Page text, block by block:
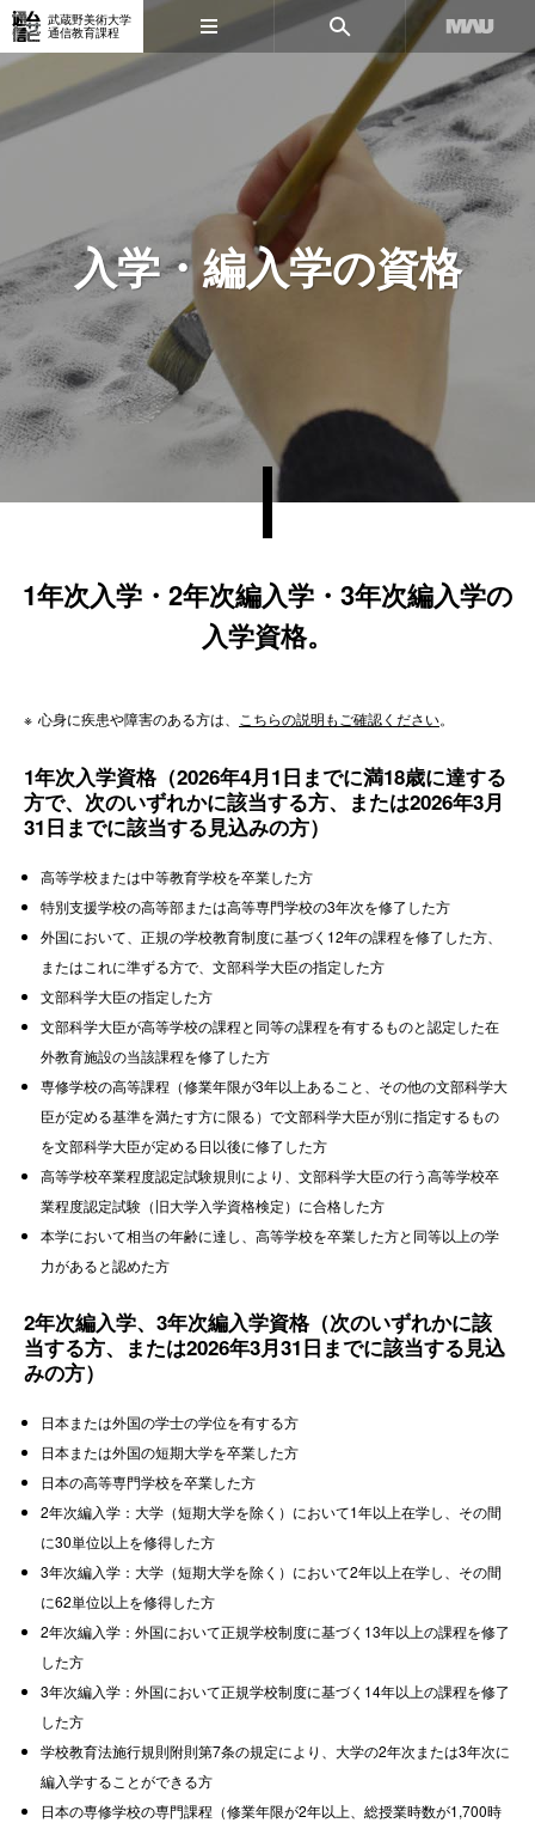
武蔵野美術大学
通信教育課程
入学・編入学の資格
1年次入学・2年次編入学・3年次編入学の
入学資格。
心身に疾患や障害のある方は、 こちらの説明もご確認ください。
1年次入学資格（2026年4月1日までに満18歳に達する
方で、次のいずれかに該当する方、または2026年3月
31日までに該当する見込みの方）
高等学校または中等教育学校を卒業した方
特別支援学校の高等部または高等専門学校の3年次を修了した方
外国において、正規の学校教育制度に基づく12年の課程を修了した方、
またはこれに準ずる方で、文部科学大臣の指定した方
文部科学大臣の指定した方
文部科学大臣が高等学校の課程と同等の課程を有するものと認定した在
外教育施設の当該課程を修了した方
専修学校の高等課程（修業年限が3年以上あること、その他の文部科学大
臣が定める基準を満たす方に限る）で文部科学大臣が別に指定するもの
を文部科学大臣が定める日以後に修了した方
高等学校卒業程度認定試験規則により、文部科学大臣の行う高等学校卒
業程度認定試験（旧大学入学資格検定）に合格した方
本学において相当の年齢に達し、高等学校を卒業した方と同等以上の学
力があると認めた方
2年次編入学、3年次編入学資格（次のいずれかに該
当する方、または2026年3月31日までに該当する見込
みの方）
日本または外国の学士の学位を有する方
日本または外国の短期大学を卒業した方
日本の高等専門学校を卒業した方
2年次編入学：大学（短期大学を除く）において1年以上在学し、その間
に30単位以上を修得した方
3年次編入学：大学（短期大学を除く）において2年以上在学し、その間
に62単位以上を修得した方
2年次編入学：外国において正規学校制度に基づく13年以上の課程を修了
した方
3年次編入学：外国において正規学校制度に基づく14年以上の課程を修了
した方
学校教育法施行規則附則第7条の規定により、大学の2年次または3年次に
編入学することができる方
日本の専修学校の専門課程（修業年限が2年以上、総授業時数が1,700時